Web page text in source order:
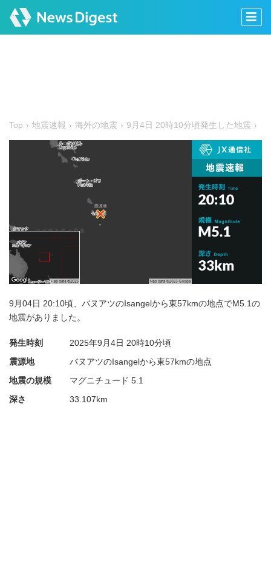
Top 地震速報 海外の地震 9月4日 20時10分頃発生した地震
9月04日 20:10頃、バヌアツのIsangelから東57kmの地点でM5.1の
地震がありました。
発生時刻 2025年9月4日 20時10分頃
震源地
バヌアツのIsangelから東57kmの地点
地震の規模
マグニチュード 5.1
深さ
33.107km